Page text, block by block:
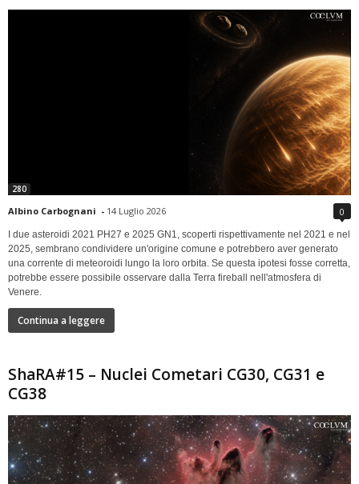
280
Albino Carbognani - 14 Luglio 2026 0
I due asteroidi 2021 PH27 e 2025 GN1, scoperti rispettivamente nel 2021 e nel
2025, sembrano condividere un'origine comune e potrebbero aver generato
una corrente di meteoroidi lungo la loro orbita. Se questa ipotesi fosse corretta,
potrebbe essere possibile osservare dalla Terra fireball nell'atmosfera di
Venere.
Continua a leggere
ShaRA#15 – Nuclei Cometari CG30, CG31 e
CG38